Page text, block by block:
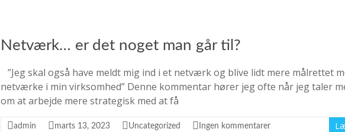
Netværk… er det noget man går til?
”Jeg skal også have meldt mig ind i et netværk og blive lidt mere målrettet
netværke i min virksomhed” Denne kommentar hører jeg ofte når jeg taler
om at arbejde mere strategisk med at få
admin marts 13, 2023 Uncategorized Ingen kommentarer